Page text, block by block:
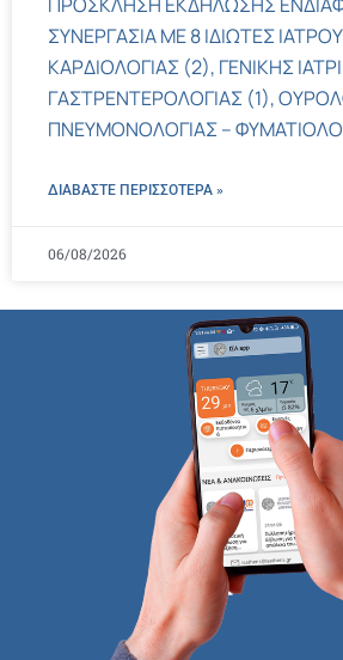
ΣΥΝΕΡΓΑΣΙΑ ΜΕ 8 ΙΔΙΩΤΕΣ
ΚΑΡΔΙΟΛΟΓΙΑΣ (2), ΓΕΝΙΚΗΣ
ΓΑΣΤΡΕΝΤΕΡΟΛΟΓΙΑΣ (1),
ΠΝΕΥΜΟΝΟΛΟΓΙΑΣ –
ΔΙΑΒΑΣΤΕ ΠΕΡΙΣΣΌΤΕΡΑ »
06/08/2026